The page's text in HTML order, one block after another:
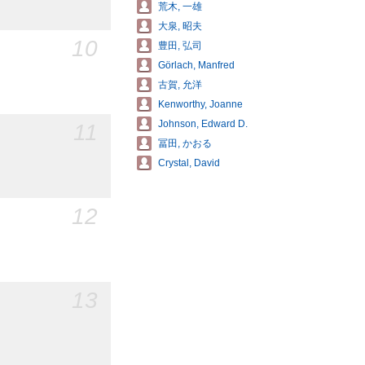
10
12
荒木, 一雄
大泉, 昭夫
豊田, 弘司
Görlach, Manfred
古賀, 允洋
Kenworthy, Joanne
Johnson, Edward D.
冨田, かおる
Crystal, David